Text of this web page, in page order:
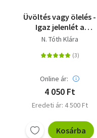
Üvöltés vagy ölelés -
Igaz jelenlét a
párkapcsolatban
N. Tóth Klára
Online ár:
4 050 Ft
Eredeti ár: 4 500 Ft
Kosárba